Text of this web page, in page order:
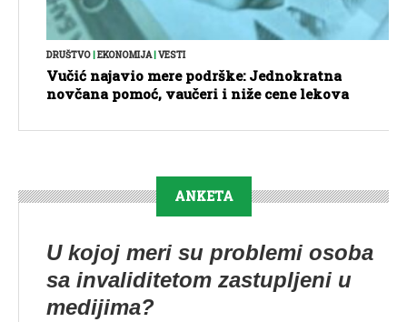
DRUŠTVO|EKONOMIJA|VESTI
Vučić najavio mere podrške: Jednokratna
novčana pomoć, vaučeri i niže cene lekova
ANKETA
U kojoj meri su problemi osoba
sa invaliditetom zastupljeni u
medijima?